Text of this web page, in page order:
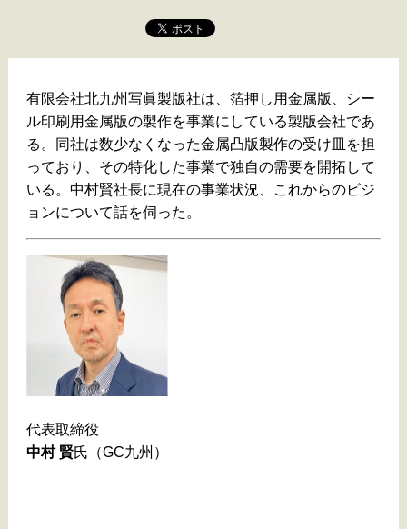
有限会社北九州写眞製版社は、箔押し用金属版、シー
ル印刷用金属版の製作を事業にしている製版会社であ
る。同社は数少なくなった金属凸版製作の受け皿を担
っており、その特化した事業で独自の需要を開拓して
いる。中村賢社長に現在の事業状況、これからのビジ
ョンについて話を伺った。
代表取締役
中村 賢氏（GC九州）